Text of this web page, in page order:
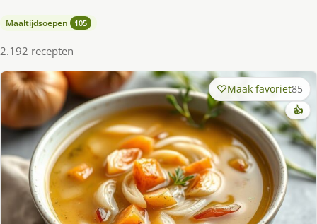
Maaltijdsoepen 105
2.192 recepten
Maak favoriet85
👍